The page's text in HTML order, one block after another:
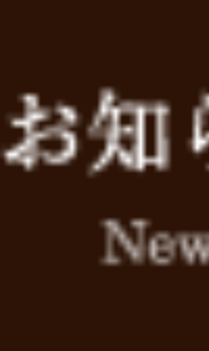
立夏を迎えました。
今朝はあいにくの曇り空ですが
が、GW前からストレスが溜ま
こり易いので、血圧が高め、心臓
気温も徐々に上がり1年で最も
体に堪えるので、日に一杯程度
ど赤い食べ物は抗酸化作用が強